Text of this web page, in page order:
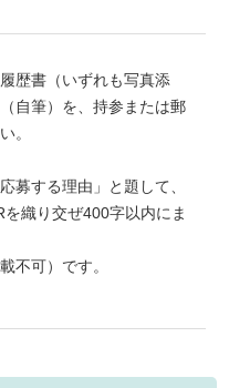
歴書（いずれも写真添
自筆）を、持参または郵
。
募する理由」と題して、
織り交ぜ400字以内にま
不可）です。